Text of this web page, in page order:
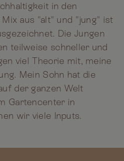
in den
aus "alt" und "jung" ist
Die Jungen
teilweise schneller und
viel Theorie mit, meine
Mein Sohn hat die
der ganzen Welt
Gartencenter in
wir viele Inputs.